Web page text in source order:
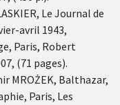
Le Journal de
avril 1943,
Paris, Robert
(71 pages).
MROŻEK, Balthazar,
Paris, Les